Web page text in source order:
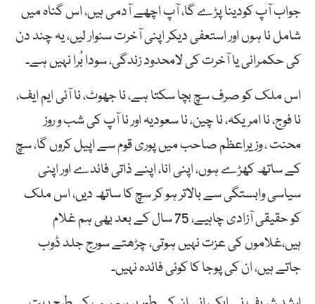
جواب آپ کودینا پڑے گا، آپ اچھے آدمی ہیں، اس گناہ میں
شامل نا ہوں اور استعفی دیکر اپنی آخرت سنوار لیں، یہ چند دن
کی حکمرانی یا آخرت کی لامحدود زندگی، سودا بُرا نہیں ہے۔
اس ملک کو صرف سچ بچا سکتا ہے، نا جھوٹ، نا آئی ایم ایف،
نا فوج، نا امریکہ، نا چین، نا سعودیہ اور نا آپ کی شب و روز
محنت ، وزیراعظم صاحب میں پوری قوم سے اپیل کروں گا، سچ
کے ساتھ کھڑے ہوں، اپنی انا، اپنے ذاتی فائدے اور اپنی
سیاسی وابستگی سے بالاتر ہو کر سچ کا ساتھ دیں، اس ملک
کو حقیقی آزادی چاہیے، 75 سال کے بعد بھی ہم غلام
ہیں،غلاموں کی عزت نہیں ہوتی، چڑھتے سورج جلد ڈوب
جاتے ہیں، ان کی پوجا کا کوئی فائدہ نہیں۔